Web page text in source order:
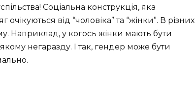
Соціальна конструкція, яка
очікуються від “чоловіка” та “жінки”. В різних
Наприклад, у когось жінки мають бути
негаразду. І так, гендер може бути